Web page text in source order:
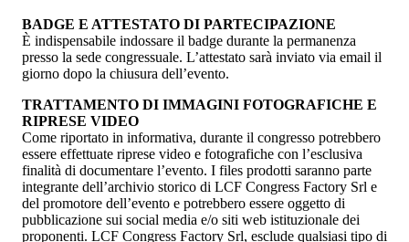
BADGE E ATTESTATO DI PARTECIPAZIONE
È indispensabile indossare il badge durante la permanenza
presso la sede congressuale. L’attestato sarà inviato via email il
giorno dopo la chiusura dell’evento.
TRATTAMENTO DI IMMAGINI FOTOGRAFICHE E
RIPRESE VIDEO
Come riportato in informativa, durante il congresso potrebbero
essere effettuate riprese video e fotografiche con l’esclusiva
finalità di documentare l’evento. I files prodotti saranno parte
integrante dell’archivio storico di LCF Congress Factory Srl e
del promotore dell’evento e potrebbero essere oggetto di
pubblicazione sui social media e/o siti web istituzionale dei
proponenti. LCF Congress Factory Srl, esclude qualsiasi tipo di